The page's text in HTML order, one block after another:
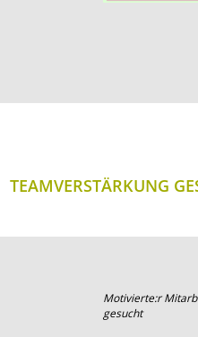
TEAMVERSTÄRKUNG
Motivierte:r
gesucht